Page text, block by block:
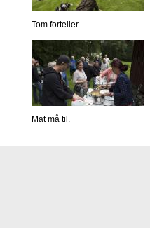
Tom forteller
Mat må til.